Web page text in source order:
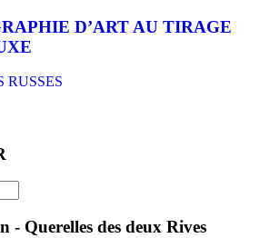
D’ART AU TIRAGE
RUSSES
- Querelles des deux Rives